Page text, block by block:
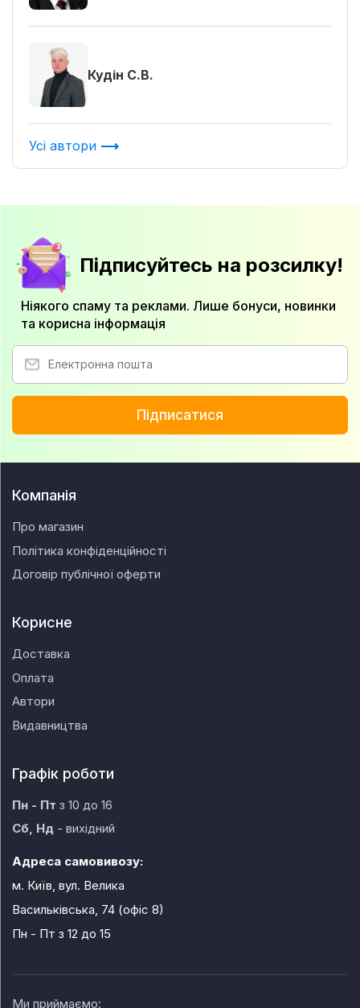
Кудін С.В.
Усі автори
Підписуйтесь на розсилку!
Ніякого спаму та реклами. Лише бонуси, новинки
та корисна інформація
Підписатися
Компанія
Про магазин
Політика конфіденційності
Договір публічної оферти
Корисне
Доставка
Оплата
Автори
Видавництва
Графік роботи
Пн - Пт з 10 до 16
Сб, Нд - вихідний
Адреса самовивозу:
м. Київ, вул. Велика
Васильківська, 74 (офіс 8)
Пн - Пт з 12 до 15
Ми приймаємо: